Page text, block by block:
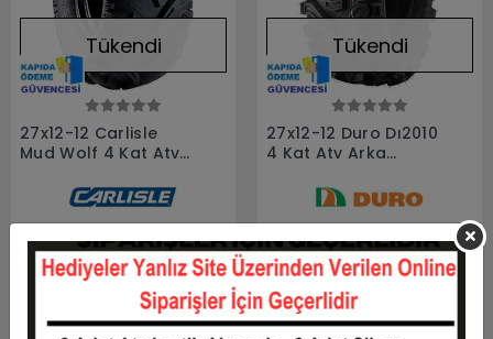
Stokta Yok
Tükendi
27x12-12 Carlisle
Mud Wolf 4 Kat Atv
Stokta Yok
Stokta Yok
Tükendi
27x12-12 Duro Dı2010
4 Kat Atv Arka
Stokta Yok